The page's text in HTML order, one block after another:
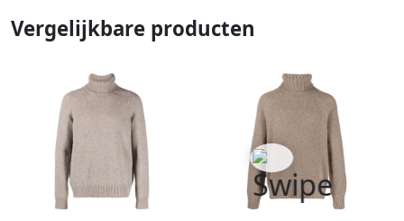
Vergelijkbare producten